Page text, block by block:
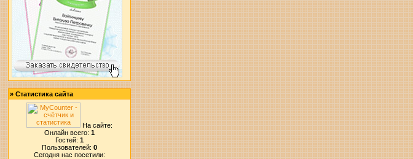
»Статистика сайта
На сайте:
Онлайн всего:1
Гостей:1
Пользователей:0
Сегодня нас посетили: